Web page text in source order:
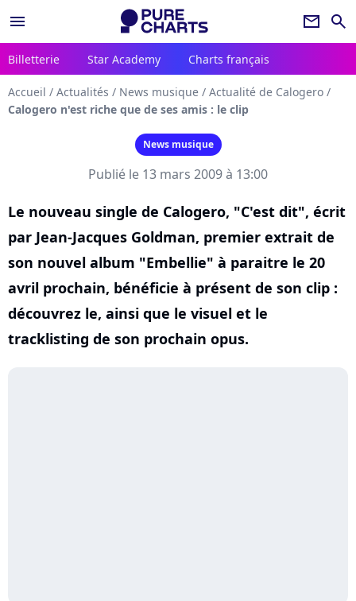
menu newsletter search
Billetterie Star Academy Charts français
Accueil / Actualités / News musique / Actualité de Calogero /
Calogero n'est riche que de ses amis : le clip
News musique
Publié le 13 mars 2009 à 13:00
Le nouveau single de Calogero, "C'est dit", écrit
par Jean-Jacques Goldman, premier extrait de
son nouvel album "Embellie" à paraitre le 20
avril prochain, bénéficie à présent de son clip :
découvrez le, ainsi que le visuel et le
tracklisting de son prochain opus.